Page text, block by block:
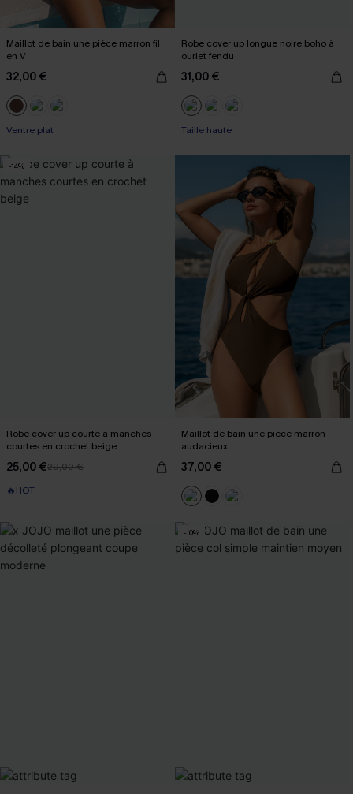
Maillot de bain une pièce marron fil
en V
32,00 €
Ventre plat
Robe cover up longue noire boho à
ourlet fendu
31,00 €
Taille haute
-14%
Robe cover up courte à manches
courtes en crochet beige
25,00 €29,00 €
🔥HOT
Maillot de bain une pièce marron
audacieux
37,00 €
-10%